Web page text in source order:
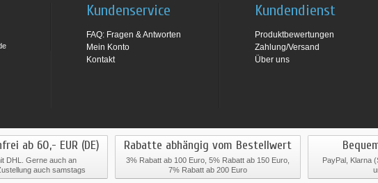
Kundenservice
FAQ: Fragen & Antworten
Mein Konto
Kontakt
Kundendienst
Produktbewertungen
Zahlung/Versand
Über uns
ab 60,- EUR (DE)
DHL. Gerne auch an
auch samstags
Rabatte abhängig vom Bestellwert
3% Rabatt ab 100 Euro, 5% Rabatt ab 150 Euro,
7% Rabatt ab 200 Euro
PayPal, Klarna